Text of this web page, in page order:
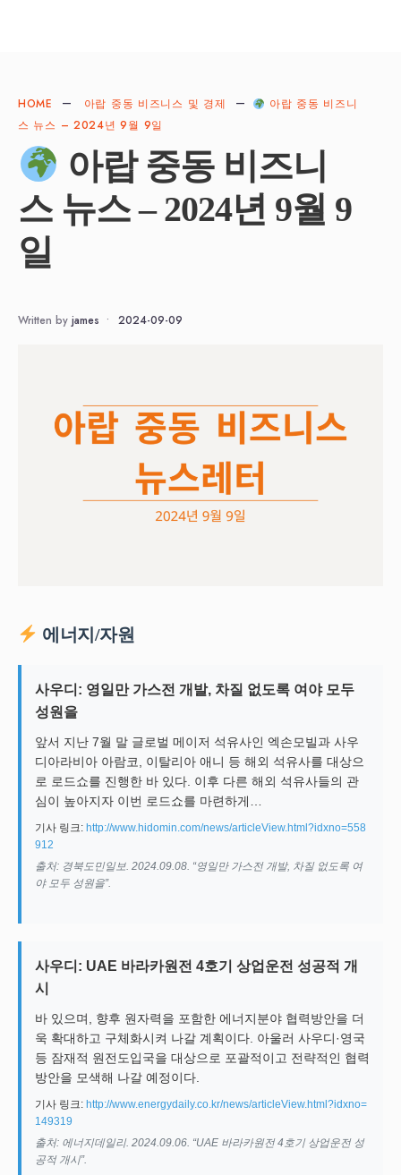
HOME 아랍 중동 비즈니스 및 경제
아랍 중동 비즈니
스 뉴스 – 2024년 9월 9일
아랍 중동 비즈니
스 뉴스 – 2024년 9월 9
일
Written by james • 2024-09-09
에너지/자원
사우디: 영일만 가스전 개발, 차질 없도록 여야 모두
성원을
앞서 지난 7월 말 글로벌 메이저 석유사인 엑손모빌과 사우
디아라비아 아람코, 이탈리아 애니 등 해외 석유사를 대상으
로 로드쇼를 진행한 바 있다. 이후 다른 해외 석유사들의 관
심이 높아지자 이번 로드쇼를 마련하게…
기사 링크: http://www.hidomin.com/news/articleView.html?idxno=558
912
출처: 경북도민일보. 2024.09.08. “영일만 가스전 개발, 차질 없도록 여
야 모두 성원을”.
사우디: UAE 바라카원전 4호기 상업운전 성공적 개
시
바 있으며, 향후 원자력을 포함한 에너지분야 협력방안을 더
욱 확대하고 구체화시켜 나갈 계획이다. 아울러 사우디·영국
등 잠재적 원전도입국을 대상으로 포괄적이고 전략적인 협력
방안을 모색해 나갈 예정이다.
기사 링크: http://www.energydaily.co.kr/news/articleView.html?idxno=
149319
출처: 에너지데일리. 2024.09.06. “UAE 바라카원전 4호기 상업운전 성
공적 개시”.